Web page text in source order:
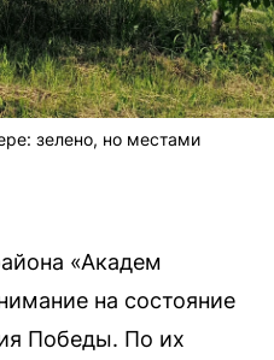
зелено, но местами
«Академ
на состояние
Победы. По их